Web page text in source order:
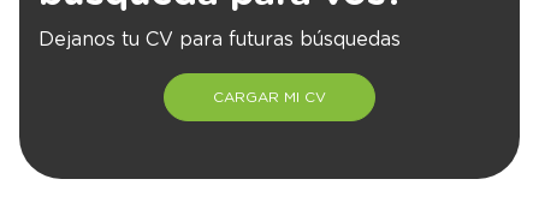
Dejanos tu CV para futuras búsquedas
CARGAR MI CV